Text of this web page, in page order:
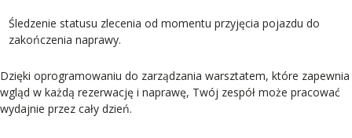
Śledzenie statusu zlecenia od momentu przyjęcia pojazdu do
zakończenia naprawy.
Dzięki oprogramowaniu do zarządzania warsztatem, które zapewnia
wgląd w każdą rezerwację i naprawę, Twój zespół może pracować
wydajnie przez cały dzień.